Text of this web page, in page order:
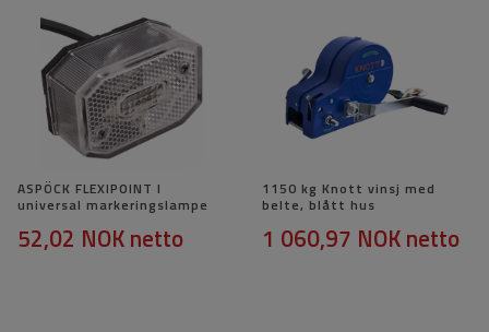
ASPÖCK FLEXIPOINT I
universal markeringslampe
52,02 NOKnetto
1150 kg Knott vinsj med
belte, blått hus
1 060,97 NOKnetto